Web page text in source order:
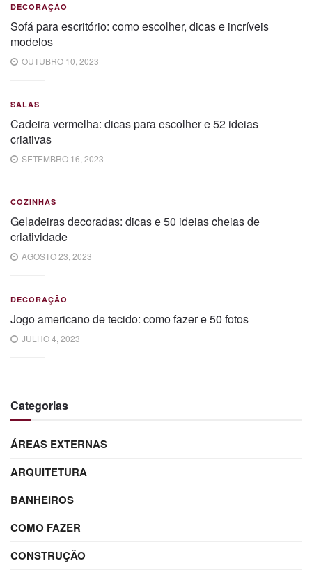
DECORAÇÃO
Sofá para escritório: como escolher, dicas e incríveis
modelos
OUTUBRO 10, 2023
SALAS
Cadeira vermelha: dicas para escolher e 52 ideias
criativas
SETEMBRO 16, 2023
COZINHAS
Geladeiras decoradas: dicas e 50 ideias cheias de
criatividade
AGOSTO 23, 2023
DECORAÇÃO
Jogo americano de tecido: como fazer e 50 fotos
JULHO 4, 2023
Categorias
ÁREAS EXTERNAS
ARQUITETURA
BANHEIROS
COMO FAZER
CONSTRUÇÃO